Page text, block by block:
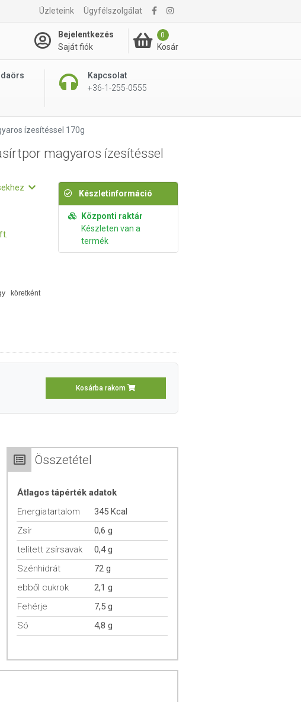
Üzleteink Ügyfélszolgálat
Bejelentkezés
Saját fiók
0
Kosár
Kapcsolat
+36-1-255-0555
650 Ft Kosárba rakom
ízesítéssel 170g
magyaros ízesítéssel
köretként
Készletinformáció
Központi raktár
Készleten van a
termék
Kosárba rakom
Összetétel
Átlagos tápérték adatok
Energiatartalom
345 Kcal
Zsír
0,6 g
telített zsírsavak
0,4 g
Szénhidrát
72 g
ebből cukrok
2,1 g
Fehérje
7,5 g
Só
4,8 g